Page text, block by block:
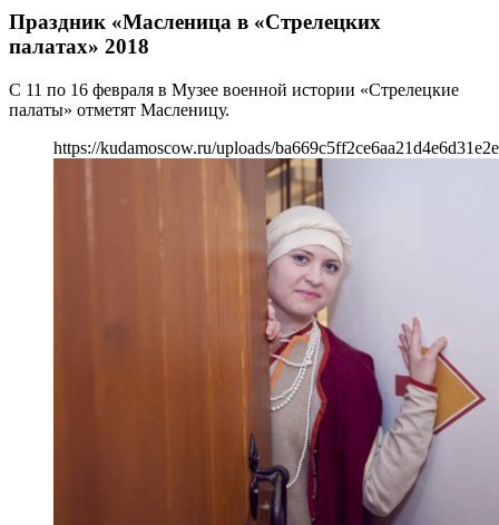
Праздник «Масленица в «Стрелецких
палатах» 2018
С 11 по 16 февраля в Музее военной истории «Стрелецкие
палаты» отметят Масленицу.
https://kudamoscow.ru/uploads/